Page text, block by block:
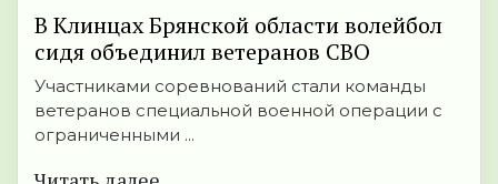
В Клинцах Брянской области волейбол
сидя объединил ветеранов СВО
Участниками соревнований стали команды
ветеранов специальной военной операции с
ограниченными ...